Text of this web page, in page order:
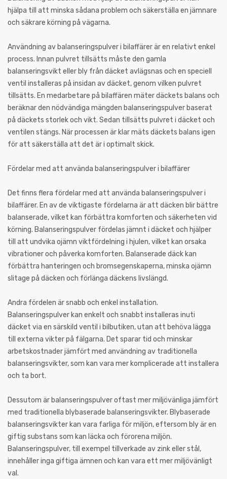
hjälpa till att minska sådana problem och säkerställa en jämnare
och säkrare körning på vägarna.
Användning av balanseringspulver i bilaffärer är en relativt enkel
process. Innan pulvret tillsätts måste den gamla
balanseringsvikt eller bly från däcket avlägsnas och en speciell
ventil installeras på insidan av däcket, genom vilken pulvret
tillsätts. En medarbetare på bilaffären mäter däckets balans och
beräknar den nödvändiga mängden balanseringspulver baserat
på däckets storlek och vikt. Sedan tillsätts pulvret i däcket och
ventilen stängs. När processen är klar mäts däckets balans igen
för att säkerställa att det är i optimalt skick.
Fördelar med att använda balanseringspulver i bilaffärer
Det finns flera fördelar med att använda balanseringspulver i
bilaffärer. En av de viktigaste fördelarna är att däcken blir bättre
balanserade, vilket kan förbättra komforten och säkerheten vid
körning. Balanseringspulver fördelas jämnt i däcket och hjälper
till att undvika ojämn viktfördelning i hjulen, vilket kan orsaka
vibrationer och påverka komforten. Balanserade däck kan
förbättra hanteringen och bromsegenskaperna, minska ojämn
slitage på däcken och förlänga däckens livslängd.
Andra fördelen är snabb och enkel installation.
Balanseringspulver kan enkelt och snabbt installeras inuti
däcket via en särskild ventil i bilbutiken, utan att behöva lägga
till externa vikter på fälgarna. Det sparar tid och minskar
arbetskostnader jämfört med användning av traditionella
balanseringsvikter, som kan vara mer komplicerade att installera
och ta bort.
Dessutom är balanseringspulver oftast mer miljövänliga jämfört
med traditionella blybaserade balanseringsvikter. Blybaserade
balanseringsvikter kan vara farliga för miljön, eftersom bly är en
giftig substans som kan läcka och förorena miljön.
Balanseringspulver, till exempel tillverkade av zink eller stål,
innehåller inga giftiga ämnen och kan vara ett mer miljövänligt
val.